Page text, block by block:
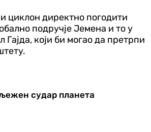
циклон директно погодити
подручје Јемена и то у
Гајда, који би могао да претрпи
судар планета